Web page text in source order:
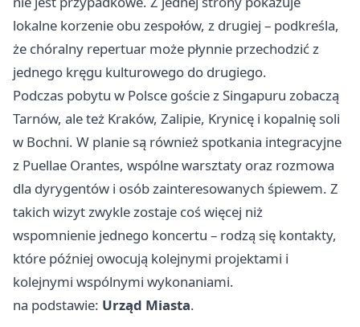
lokalne korzenie obu zespołów, z drugiej – podkreśla,
że chóralny repertuar może płynnie przechodzić z
jednego kręgu kulturowego do drugiego.
Podczas pobytu w Polsce goście z Singapuru zobaczą
Tarnów, ale też Kraków, Zalipie, Krynicę i kopalnię soli
w Bochni. W planie są również spotkania integracyjne
z Puellae Orantes, wspólne warsztaty oraz rozmowa
dla dyrygentów i osób zainteresowanych śpiewem. Z
takich wizyt zwykle zostaje coś więcej niż
wspomnienie jednego koncertu – rodzą się kontakty,
które później owocują kolejnymi projektami i
kolejnymi wspólnymi wykonaniami.
na podstawie: Urząd Miasta.